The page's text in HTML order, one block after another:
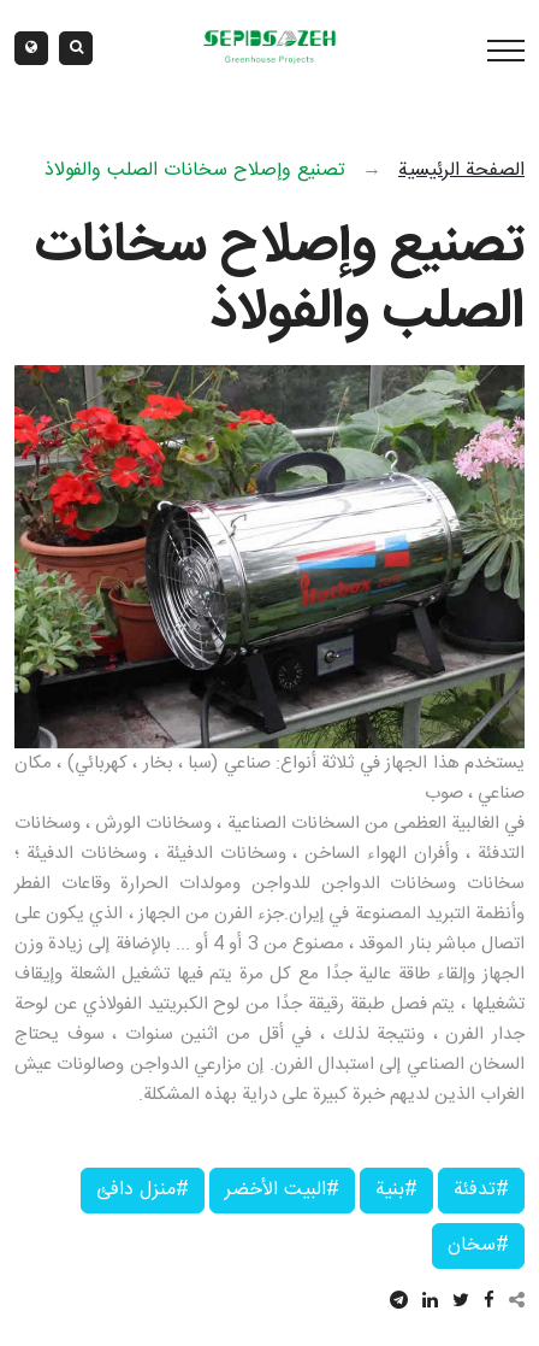
الصفحة الرئيسية → تصنيع وإصلاح سخانات الصلب والفولاذ
تصنيع وإصلاح سخانات
الصلب والفولاذ
يستخدم هذا الجهاز في ثلاثة أنواع: صناعي (سبا ، بخار ، كهربائي) ، مكان
صناعي ، صوب
في الغالبية العظمى من السخانات الصناعية ، وسخانات الورش ، وسخانات
التدفئة ، وأفران الهواء الساخن ، وسخانات الدفيئة ، وسخانات الدفيئة ؛
سخانات وسخانات الدواجن للدواجن ومولدات الحرارة وقاعات الفطر
وأنظمة التبريد المصنوعة في إيران.جزء الفرن من الجهاز ، الذي يكون على
اتصال مباشر بنار الموقد ، مصنوع من 3 أو 4 أو ... بالإضافة إلى زيادة وزن
الجهاز وإلقاء طاقة عالية جدًا مع كل مرة يتم فيها تشغيل الشعلة وإيقاف
تشغيلها ، يتم فصل طبقة رقيقة جدًا من لوح الكبريتيد الفولاذي عن لوحة
جدار الفرن ، ونتيجة لذلك ، في أقل من اثنين سنوات ، سوف يحتاج
السخان الصناعي إلى استبدال الفرن. إن مزارعي الدواجن وصالونات عيش
الغراب الذين لديهم خبرة كبيرة على دراية بهذه المشكلة.
#تدفئة #بنية #البيت الأخضر
#منزل دافئ
#سخان